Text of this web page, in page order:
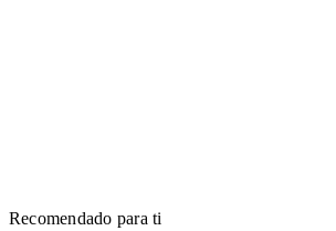
Recomendado para ti